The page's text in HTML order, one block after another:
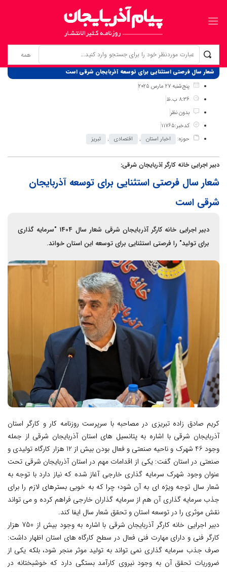
برگ نخست
نوشته‌ها
شعار سال فرصتی استثنایی برای توسعه آذربایجان شرقی است
پنج‌شنبه 27 مارس 2025
8:36 ب.ظ
بدون نظر
کدخبر:11765
حوزه:
اخبار استان , اقتصادی , تبریز
دبیر اجرایی خانه کارگر آذربایجان شرقی:
شعار سال فرصتی استثنایی برای توسعه آذربایجان
شرقی است
دبیر اجرایی خانه کارگر آذربایجان شرقی شعار سال 1404 "سرمایه گذاری
برای تولید" را فرصتی استثنایی برای توسعه این استان خواند.
کریم صادق زاده تبریزی در مصاحبه با سرپرست روزنامه کار و کارگر استان
آذربایجان شرقی با اشاره به پتانسیل های استان آذربایجان شرقی از جمله
وجود 46 شهرک و ناحیه صنعتی و فعال بودن بیش از 12 هزار کارگاه تولیدی و
صنعتی در استان گفت: یکی از اقدامات مهم در استان آذربایجان شرقی تحت
عنوان وجود شهرک سرمایه گذاری خارجی آغاز شده که نیاز دارد با توجه به
شعار سال توجه ویژه ای به آن شود؛ چرا که به خوبی بسترهای لازم را برای
جذب سرمایه گذاری آن هم از سرمایه گذاران خارجی فراهم کرده و می تواند
نقش موثری را در توسعه استان و تحقق شعار سال ایفا کند.
دبیر اجرایی خانه کارگر آذربایجان شرقی با اشاره به وجود بیش از 750 هزار
کارگر فنی و دارای مهارت فنی فعال در سطح کارگاه های استان اظهار داشت:
صرف جذب سرمایه گذاری نمی تواند به تولید موثر منجر شود، بلکه یکی از
ضروریات تحقق آن به وجود نیروی کارآمد بستگی دارد که خوشبختانه در